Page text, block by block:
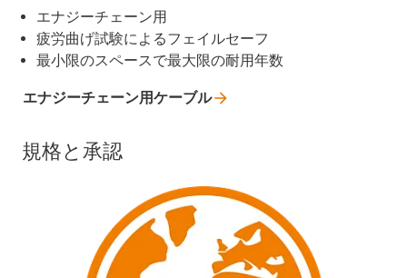
エナジーチェーン用
疲労曲げ試験によるフェイルセーフ
最小限のスペースで最大限の耐用年数
エナジーチェーン用ケーブル
規格と承認